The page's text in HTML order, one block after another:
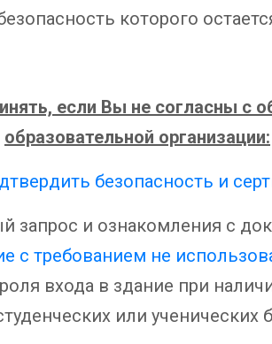
которого
если Вы не согласны с
образовательной организации:
безопасность и
и ознакомления с
с требованием не
входа в здание при
или ученических